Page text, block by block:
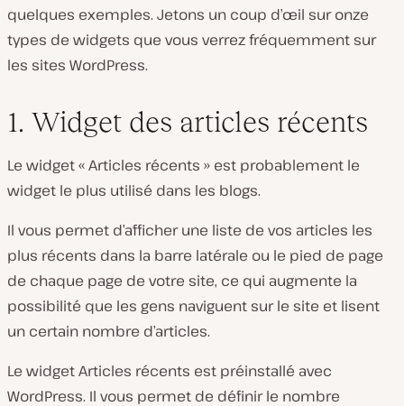
quelques exemples. Jetons un coup d’œil sur onze
types de widgets que vous verrez fréquemment sur
les sites WordPress.
1. Widget des articles récents
Le widget « Articles récents » est probablement le
widget le plus utilisé dans les blogs.
Il vous permet d’afficher une liste de vos articles les
plus récents dans la barre latérale ou le pied de page
de chaque page de votre site, ce qui augmente la
possibilité que les gens naviguent sur le site et lisent
un certain nombre d’articles.
Le widget Articles récents est préinstallé avec
WordPress. Il vous permet de définir le nombre